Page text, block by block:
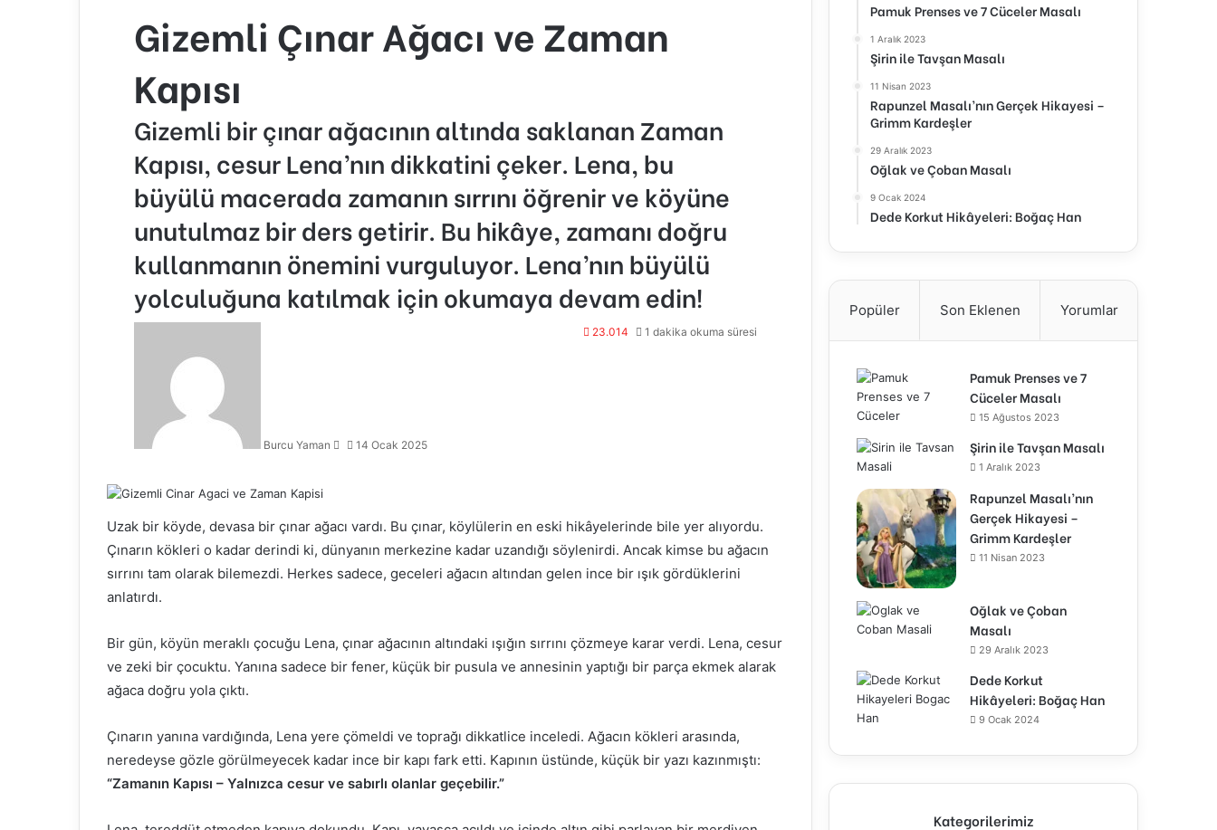
Gizemli Çınar Ağacı ve Zaman
Kapısı
Gizemli bir çınar ağacının altında saklanan Zaman
Kapısı, cesur Lena’nın dikkatini çeker. Lena, bu
büyülü macerada zamanın sırrını öğrenir ve köyüne
unutulmaz bir ders getirir. Bu hikâye, zamanı doğru
kullanmanın önemini vurguluyor. Lena’nın büyülü
yolculuğuna katılmak için okumaya devam edin!
Burcu Yaman 14 Ocak 2025
23.014 1 dakika okuma süresi
Uzak bir köyde, devasa bir çınar ağacı vardı. Bu çınar, köylülerin en eski hikâyelerinde bile yer alıyordu.
Çınarın kökleri o kadar derindi ki, dünyanın merkezine kadar uzandığı söylenirdi. Ancak kimse bu ağacın
sırrını tam olarak bilemezdi. Herkes sadece, geceleri ağacın altından gelen ince bir ışık gördüklerini
anlatırdı.
Bir gün, köyün meraklı çocuğu Lena, çınar ağacının altındaki ışığın sırrını çözmeye karar verdi. Lena, cesur
ve zeki bir çocuktu. Yanına sadece bir fener, küçük bir pusula ve annesinin yaptığı bir parça ekmek alarak
ağaca doğru yola çıktı.
Çınarın yanına vardığında, Lena yere çömeldi ve toprağı dikkatlice inceledi. Ağacın kökleri arasında,
neredeyse gözle görülmeyecek kadar ince bir kapı fark etti. Kapının üstünde, küçük bir yazı kazınmıştı:
“Zamanın Kapısı – Yalnızca cesur ve sabırlı olanlar geçebilir.”
Pamuk Prenses ve 7 Cüceler Masalı
1 Aralık 2023
Şirin ile Tavşan Masalı
11 Nisan 2023
Rapunzel Masalı’nın Gerçek Hikayesi –
Grimm Kardeşler
29 Aralık 2023
Oğlak ve Çoban Masalı
9 Ocak 2024
Dede Korkut Hikâyeleri: Boğaç Han
Popüler Son Eklenen Yorumlar
Pamuk Prenses ve 7
Cüceler Masalı
15 Ağustos 2023
Şirin ile Tavşan Masalı
1 Aralık 2023
Rapunzel Masalı’nın
Gerçek Hikayesi –
Grimm Kardeşler
11 Nisan 2023
Oğlak ve Çoban
Masalı
29 Aralık 2023
Dede Korkut
Hikâyeleri: Boğaç Han
9 Ocak 2024
Kategorilerimiz